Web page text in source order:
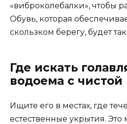
«виброколебалки», чтобы
Обувь, которая
скользком берегу, будет
Где искать
водоема с чистой
Ищите его в местах, где
естественные укрытия. Это